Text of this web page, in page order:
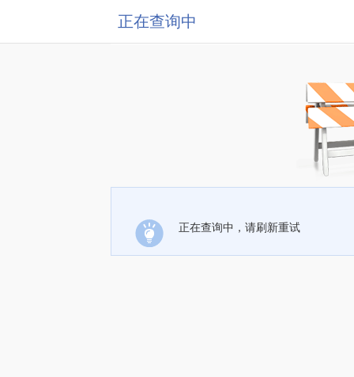
正在查询中
正在查询中，请刷新重试